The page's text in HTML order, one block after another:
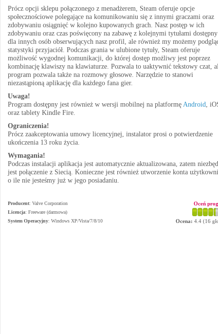
Prócz opcji sklepu połączonego z menadżerem, Steam oferuje opcje
społecznościowe polegające na komunikowaniu się z innymi graczami oraz
zdobywaniu osiągnięć w kolejno kupowanych grach. Nasz postęp w ich
zdobywaniu oraz czas poświęcony na zabawę z kolejnymi tytułami
dla innych osób obserwujących nasz profil, ale również my możemy
statystyki przyjaciół. Podczas grania w ulubione tytuły, Steam oferuje
możliwość wygodnej komunikacji, do której dostęp możliwy jest poprzez
kombinację klawiszy na klawiaturze. Pozwala to uaktywnić tekstowy czat,
program pozwala także na rozmowy głosowe. Narzędzie to stanowi
niezastąpioną aplikację dla każdego fana gier.
Uwaga!
Program dostępny jest również w wersji mobilnej na platformę Android,
oraz tablety Kindle Fire.
Ograniczenia!
Prócz zaakceptowania umowy licencyjnej, instalator prosi o potwierdzenie
ukończenia 13 roku życia.
Wymagania!
Podczas instalacji aplikacja jest automatycznie aktualizowana, zatem
jest połączenie z Siecią. Konieczne jest również utworzenie konta
o ile nie jesteśmy już w jego posiadaniu.
Producent: Valve Corporation
Licencja: Freeware (darmowa)
System Operacyjny: Windows XP/Vista/7/8/10
Oceń
Ocena: 4.4 (16